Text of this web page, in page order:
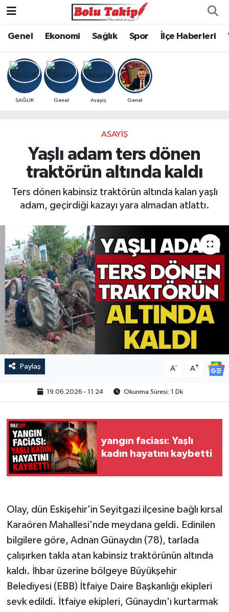
Genel Ekonomi Sağlık Spor İlçe Haberleri
SAĞLIK Genel Asayiş Genel
ASAYIŞ
Yaşlı adam ters dönen
traktörün altında kaldı
Ters dönen kabinsiz traktörün altında kalan yaşlı
adam, geçirdiği kazayı yara almadan atlattı.
Paylaş A- A+
19.06.2026 - 11:24 Okunma Süresi: 1 Dk
yangın faciası: Yaşlı
kadın hayatını kaybetti
Olay, dün Eskişehir'in Seyitgazi ilçesine bağlı kırsal
Karaören Mahallesi'nde meydana geldi. Edinilen
bilgilere göre, Adnan Günaydın (78), tarlada
çalışırken takla atan kabinsiz traktörünün altında
kaldı. İhbar üzerine bölgeye Büyükşehir
Belediyesi (EBB) İtfaiye Daire Başkanlığı ekipleri
sevk edildi. İtfaiye ekipleri, Günaydın'ı kurtarmak